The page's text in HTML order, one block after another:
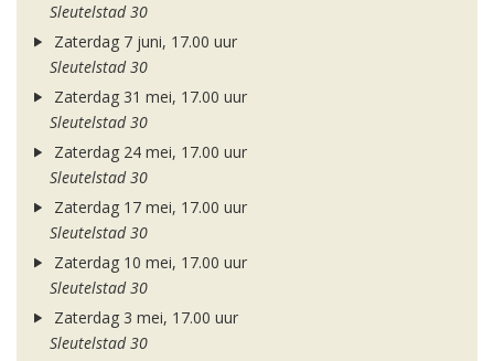
Sleutelstad 30
Zaterdag 7 juni, 17.00 uur
Sleutelstad 30
Zaterdag 31 mei, 17.00 uur
Sleutelstad 30
Zaterdag 24 mei, 17.00 uur
Sleutelstad 30
Zaterdag 17 mei, 17.00 uur
Sleutelstad 30
Zaterdag 10 mei, 17.00 uur
Sleutelstad 30
Zaterdag 3 mei, 17.00 uur
Sleutelstad 30